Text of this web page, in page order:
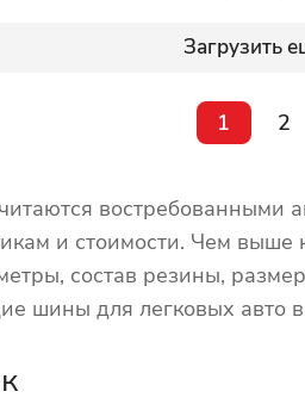
Загрузить
1 2
востребованными
и стоимости. Чем
состав резины,
для легковых авто